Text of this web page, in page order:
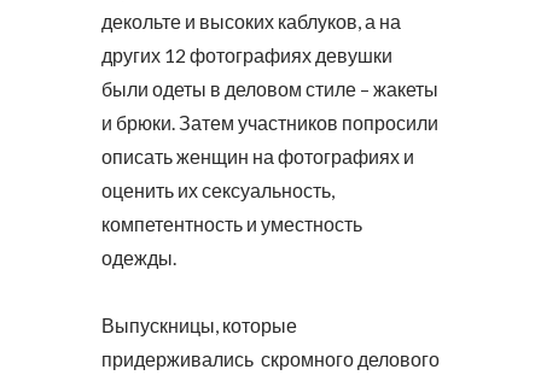
декольте и высоких каблуков, а на
других 12 фотографиях девушки
были одеты в деловом стиле – жакеты
и брюки. Затем участников попросили
описать женщин на фотографиях и
оценить их сексуальность,
компетентность и уместность
одежды.
Выпускницы, которые
придерживались скромного делового